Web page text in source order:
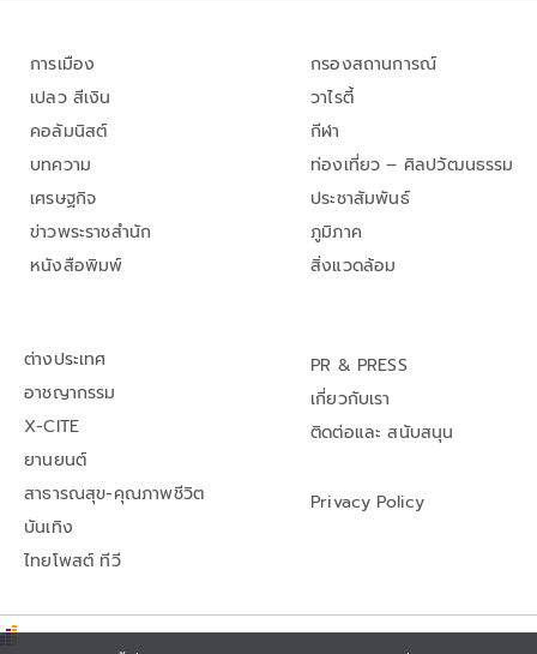
การเมือง
เปลว สีเงิน
คอลัมนิสต์
บทความ
เศรษฐกิจ
ข่าวพระราชสำนัก
หนังสือพิมพ์
กรองสถานการณ์
วาไรตี้
กีฬา
ท่องเที่ยว – ศิลปวัฒนธรรม
ประชาสัมพันธ์
ภูมิภาค
สิ่งแวดล้อม
ต่างประเทศ
อาชญากรรม
X-CITE
ยานยนต์
สาธารณสุข-คุณภาพชีวิต
บันเทิง
ไทยโพสต์ ทีวี
PR & PRESS
เกี่ยวกับเรา
ติดต่อและ สนับสนุน
Privacy Policy